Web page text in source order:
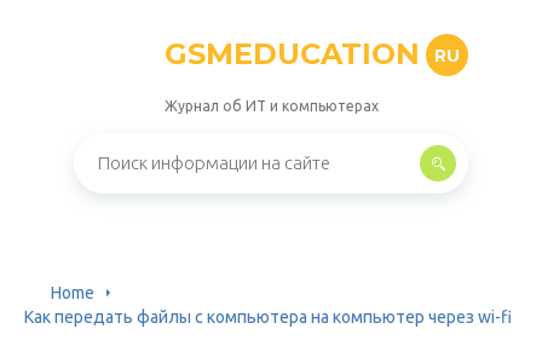
GSMEDUCATION RU
Журнал об ИТ и компьютерах
Home
Как передать файлы с компьютера на компьютер через wi-fi